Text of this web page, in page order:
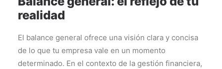
realidad
El balance general ofrece una visión clara y concisa
de lo que tu empresa vale en un momento
determinado. En el contexto de la gestión financiera,